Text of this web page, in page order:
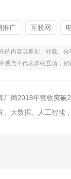
推广 互联网
的内容以原创、转载、
观点不代表本站立场，如
厂商2018年营收突破
、大数据、人工智能